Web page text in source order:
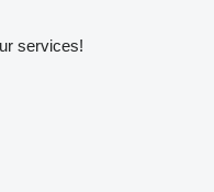
services!